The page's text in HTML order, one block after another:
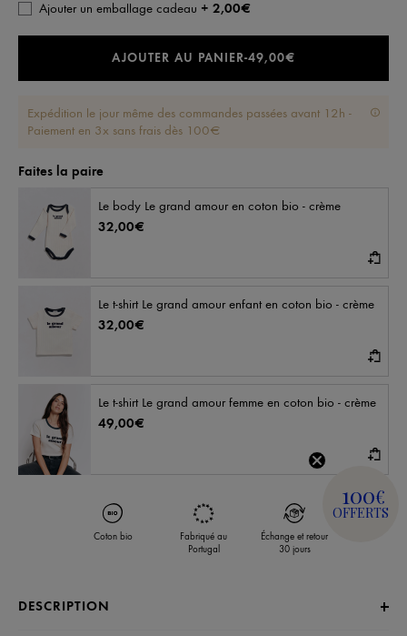
Ajouter un emballage cadeau + 2,00€
AJOUTER AU PANIER-49,00€
Expédition le jour même des commandes passées avant 12h -
Paiement en 3x sans frais dès 100€
Faites la paire
Le body Le grand amour en coton bio - crème
32,00€
Le t-shirt Le grand amour enfant en coton bio - crème
32,00€
Le t-shirt Le grand amour femme en coton bio - crème
49,00€
Coton bio
Fabriqué au
Portugal
Échange et retour
30 jours
DESCRIPTION
100€
OFFERTS